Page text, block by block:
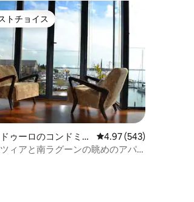
中4.98つ星の平均評価
のゲストチョイスです。
トチョイス
ゥーロのコンドミニ
レビュー543件、5つ
4.97 (543)
ィアと南ラグーンの眺めのアパ